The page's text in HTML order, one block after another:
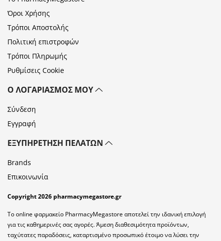
Όροι Χρήσης
Τρόποι Αποστολής
Πολιτική επιστροφών
Τρόποι Πληρωμής
Ρυθμίσεις Cookie
Ο ΛΟΓΑΡΙΑΣΜΌΣ ΜΟΥ
Σύνδεση
Εγγραφή
ΕΞΥΠΗΡΈΤΗΣΗ ΠΕΛΑΤΏΝ
Brands
Επικοινωνία
Copyright 2026 pharmacymegastore.gr
Το online φαρμακείο PharmacyMegastore αποτελεί την ιδανική επιλογή
για τις καθημερινές σας αγορές. Άμεση διαθεσιμότητα προϊόντων,
ταχύτατες παραδόσεις, καταρτισμένο προσωπικό έτοιμο να λύσει την